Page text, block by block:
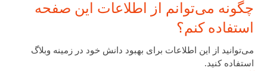
چگونه می‌توانم از اطلاعات این صفحه
استفاده کنم؟
می‌توانید از این اطلاعات برای بهبود دانش خود در زمینه وبلاگ
استفاده کنید.